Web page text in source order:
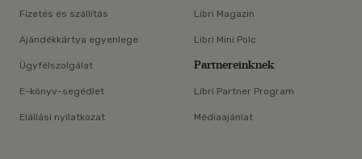
Fizetés és szállítás
Ajándékkártya egyenlege
Ügyfélszolgálat
E-könyv-segédlet
Elállási nyilatkozat
Libri Magazin
Libri Mini Polc
Partnereinknek
Libri Partner Program
Médiaajánlat